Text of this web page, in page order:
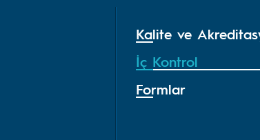
Kalite ve
İç Kontrol
Formlar